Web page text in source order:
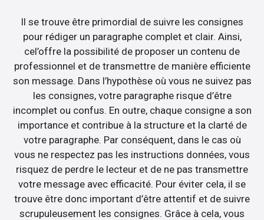
Il se trouve être primordial de suivre les consignes
pour rédiger un paragraphe complet et clair. Ainsi,
cel’offre la possibilité de proposer un contenu de
professionnel et de transmettre de manière efficiente
son message. Dans l’hypothèse où vous ne suivez pas
les consignes, votre paragraphe risque d’être
incomplet ou confus. En outre, chaque consigne a son
importance et contribue à la structure et la clarté de
votre paragraphe. Par conséquent, dans le cas où
vous ne respectez pas les instructions données, vous
risquez de perdre le lecteur et de ne pas transmettre
votre message avec efficacité. Pour éviter cela, il se
trouve être donc important d’être attentif et de suivre
scrupuleusement les consignes. Grâce à cela, vous